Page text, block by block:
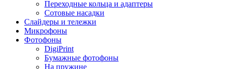
Переходные кольца и адаптеры
Сотовые насадки
Слайдеры и тележки
Микрофоны
Фотофоны
DigiPrint
Бумажные фотофоны
На пружине